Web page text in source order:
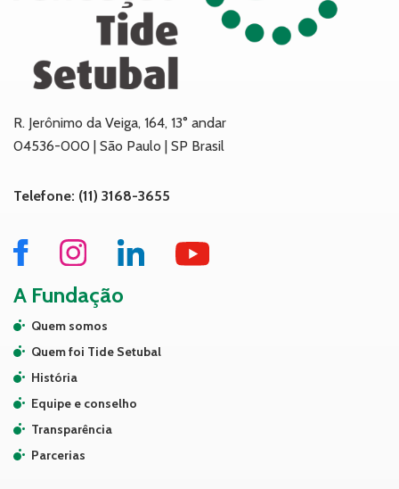
R. Jerônimo da Veiga, 164, 13° andar
04536-000 | São Paulo | SP Brasil
Telefone: (11) 3168-3655
A Fundação
Quem somos
Quem foi Tide Setubal
História
Equipe e conselho
Transparência
Parcerias